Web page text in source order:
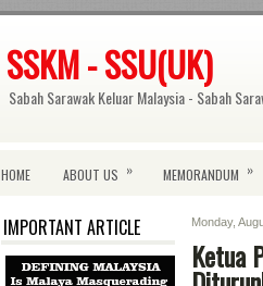
SSKM - SSU(UK)
Sabah Sarawak Keluar Malaysia - Sabah
HOME ABOUT US » MEMORANDUM »
IMPORTANT ARTICLE Monday,
Ketua